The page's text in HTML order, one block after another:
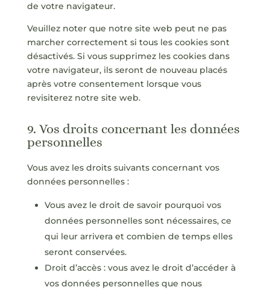
de votre navigateur.
Veuillez noter que notre site web peut ne pas
marcher correctement si tous les cookies sont
désactivés. Si vous supprimez les cookies dans
votre navigateur, ils seront de nouveau placés
après votre consentement lorsque vous
revisiterez notre site web.
9. Vos droits concernant les données
personnelles
Vous avez les droits suivants concernant vos
données personnelles :
Vous avez le droit de savoir pourquoi vos
données personnelles sont nécessaires, ce
qui leur arrivera et combien de temps elles
seront conservées.
Droit d’accès : vous avez le droit d’accéder à
vos données personnelles que nous